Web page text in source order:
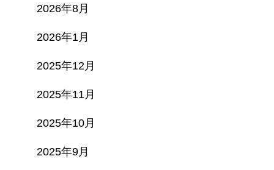
2026年8月
2026年1月
2025年12月
2025年11月
2025年10月
2025年9月